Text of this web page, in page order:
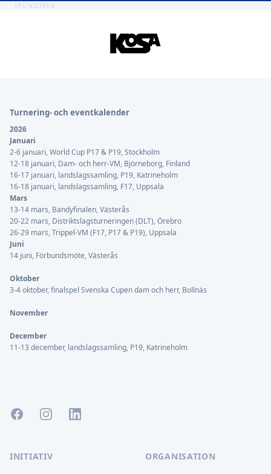
SPONSORER
Turnering- och eventkalender
2026
Januari
2-6 januari, World Cup P17 & P19, Stockholm
12-18 januari, Dam- och herr-VM, Björneborg, Finland
16-17 januari, landslagssamling, P19, Katrineholm
16-18 januari, landslagssamling, F17, Uppsala
Mars
13-14 mars, Bandyfinalen, Västerås
20-22 mars, Distriktslagsturneringen (DLT), Örebro
26-29 mars, Trippel-VM (F17, P17 & P19), Uppsala
Juni
14 juni, Förbundsmöte, Västerås
Oktober
3-4 oktober, finalspel Svenska Cupen dam och herr, Bollnäs
November
December
11-13 december, landslagssamling, P19, Katrineholm
FacebookInstagramLinkedIn
INITIATIV ORGANISATION